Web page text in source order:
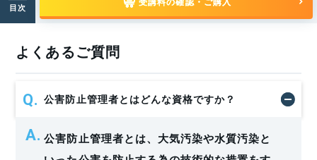
目次
よくあるご質問
公害防止管理者とはどんな資格ですか？
公害防止管理者とは、大気汚染や水質汚染と